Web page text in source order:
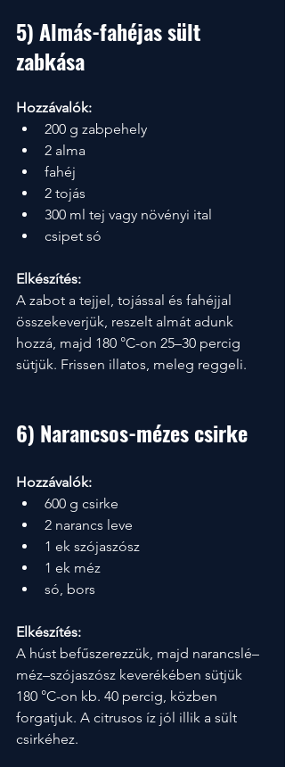
5) Almás-fahéjas sült
zabkása
Hozzávalók:
200 g zabpehely
2 alma
fahéj
2 tojás
300 ml tej vagy növényi ital
csipet só
Elkészítés:
A zabot a tejjel, tojással és fahéjjal
összekeverjük, reszelt almát adunk
hozzá, majd 180 °C-on 25–30 percig
sütjük. Frissen illatos, meleg reggeli.
6) Narancsos-mézes csirke
Hozzávalók:
600 g csirke
2 narancs leve
1 ek szójaszósz
1 ek méz
só, bors
Elkészítés:
A húst befűszerezzük, majd narancslé–
méz–szójaszósz keverékében sütjük
180 °C-on kb. 40 percig, közben
forgatjuk. A citrusos íz jól illik a sült
csirkéhez.